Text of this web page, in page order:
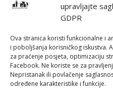
upravljajte
GDPR
Ova stranica koristi funkcionalne i
i poboljšanja korisničkog iskustva.
za praćenje posjeta, optimizaciju
Facebook. Ne koriste se za
Nepristanak ili povlačenje
određene karakteristike i funkcije.
Na nivou govora,
direktno, u jako
izvedba ovdje kontrolira
obilja vlastitih mogućnosti
insistirajući na nježnom i
izvodi začudan i rijedak